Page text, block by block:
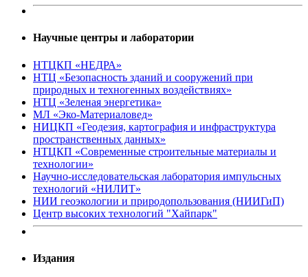
Научные центры и лаборатории
НТЦКП «НЕДРА»
НТЦ «Безопасность зданий и сооружений при
природных и техногенных воздействиях»
НТЦ «Зеленая энергетика»
МЛ «Эко-Материаловед»
НИЦКП «Геодезия, картография и инфраструктура
пространственных данных»
НТЦКП «Современные строительные материалы и
технологии»
Научно-исследовательская лаборатория импульсных
технологий «НИЛИТ»
НИИ геоэкологии и природопользования (НИИГиП)
Центр высоких технологий "Хайпарк"
Издания